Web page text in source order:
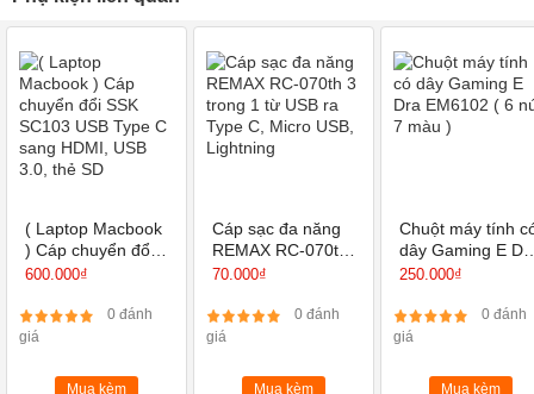
Thay Màn hình laptop HP Pavilion 15-EG EG0505TU EG2059TU
IPSlấy ngay sau 10-15 Phút. Chúng tôi cam kết
thay Màn hình
Laptopmới 100%. Hùng Anh.vnvới đội ngũ kỹ thuật có tay nghề
cao có thể thay thế trực tiếp cho khách hàng xem, lắp đặt nhanh cả
khi thay mới hay thay thế bảo hành cho khách.
THÔNG SỐ KỸ THUẬT MÀN HÌNH LAPTOP HP PAVILION 15-EG
( Laptop Macbook
) Cáp chuyển đổi
SSK SC103 USB
HDMI, USB 3.0,
thẻ SD
600.000₫
0 đánh
giá
Mua kèm
Cáp sạc đa năng
REMAX RC-070th
3 trong 1 từ USB
USB, Lightning
70.000₫
0 đánh
giá
Mua kèm
Chuột máy tính
dây Gaming E
EM6102 ( 6 nút, 7
250.000₫
0 đánh
giá
Mua kèm